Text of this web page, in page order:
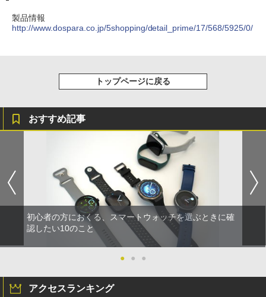
製品情報
http://www.dospara.co.jp/5shopping/detail_prime/17/568/5925/0/
トップページに戻る
おすすめ記事
初心者の方におくる、スマートウォッチを選ぶときに確
認したい10のこと
● ● ●
アクセスランキング